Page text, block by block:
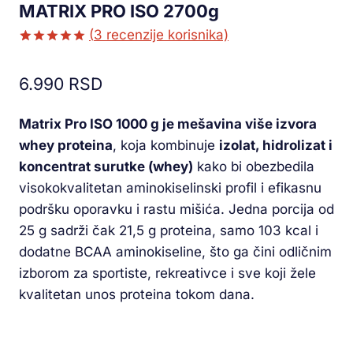
MATRIX PRO ISO 2700g
na osnovu
ocene
(3 recenzije korisnika)
6.990 RSD
Matrix Pro ISO 1000 g je mešavina više izvora
whey proteina, koja kombinuje izolat, hidrolizat i
koncentrat surutke (whey) kako bi obezbedila
visokokvalitetan aminokiselinski profil i efikasnu
podršku oporavku i rastu mišića. Jedna porcija od
25 g sadrži čak 21,5 g proteina, samo 103 kcal i
dodatne BCAA aminokiseline, što ga čini odličnim
izborom za sportiste, rekreativce i sve koji žele
kvalitetan unos proteina tokom dana.